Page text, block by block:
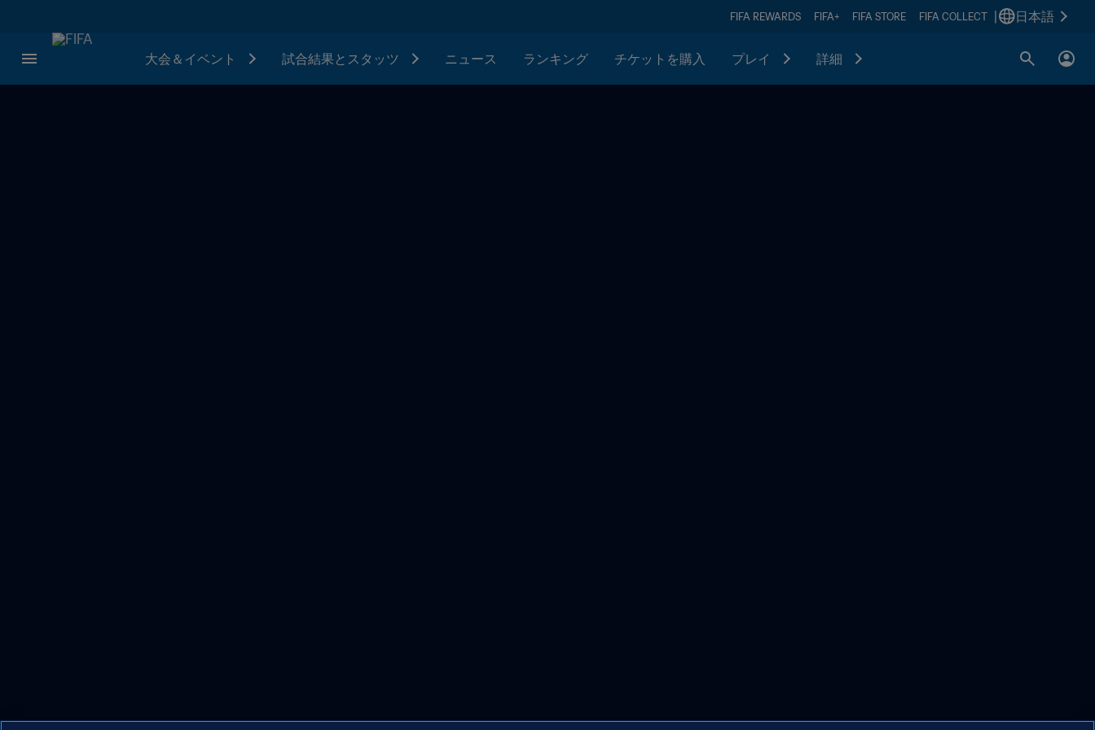
FIFA REWARDS FIFA+ FIFA STORE FIFA COLLECT 日本語
大会＆イベント 試合結果とスタッツ ニュース ランキング チケットを購入 プレイ 詳細